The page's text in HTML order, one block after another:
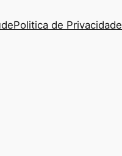
Politica de Privacidade